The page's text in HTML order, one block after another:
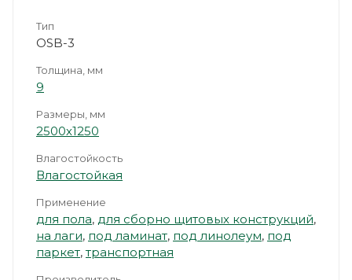
Тип
OSB-3
Толщина, мм
9
Размеры, мм
2500х1250
Влагостойкость
Влагостойкая
Применение
для пола, для сборно щитовых конструкций,
на лаги, под ламинат, под линолеум, под
паркет,транспортная